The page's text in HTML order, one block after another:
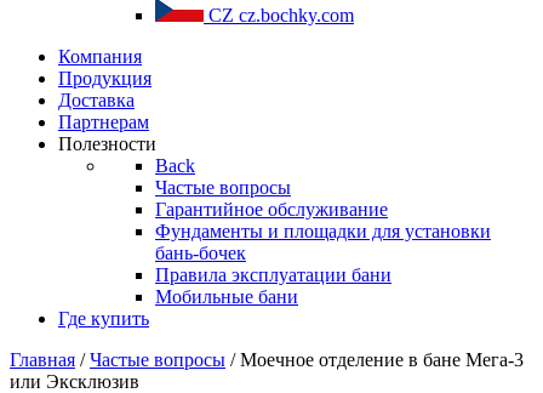
CZ cz.bochky.com
Компания
Продукция
Доставка
Партнерам
Полезности
Back
Частые вопросы
Гарантийное обслуживание
Фундаменты и площадки для установки
бань-бочек
Правила эксплуатации бани
Мобильные бани
Где купить
Главная /Частые вопросы / Моечное отделение в бане Мега-3
или Эксклюзив